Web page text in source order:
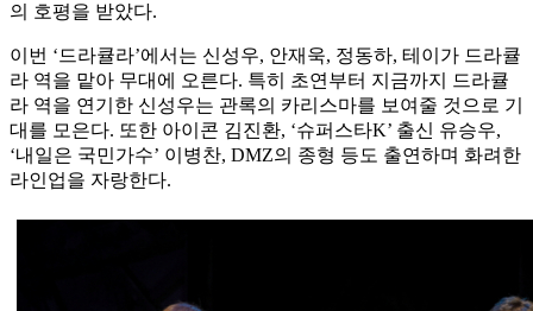
의 호평을 받았다.
이번 ‘드라큘라’에서는 신성우, 안재욱, 정동하, 테이가 드라큘
라 역을 맡아 무대에 오른다. 특히 초연부터 지금까지 드라큘
라 역을 연기한 신성우는 관록의 카리스마를 보여줄 것으로 기
대를 모은다. 또한 아이콘 김진환, ‘슈퍼스타K’ 출신 유승우,
‘내일은 국민가수’ 이병찬, DMZ의 종형 등도 출연하며 화려한
라인업을 자랑한다.